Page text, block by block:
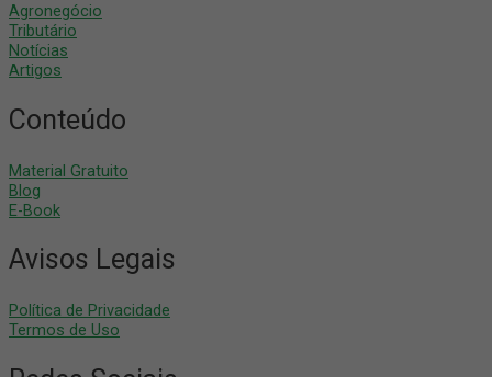
Agronegócio
Tributário
Notícias
Artigos
Conteúdo
Material Gratuito
Blog
E-Book
Avisos Legais
Política de Privacidade
Termos de Uso